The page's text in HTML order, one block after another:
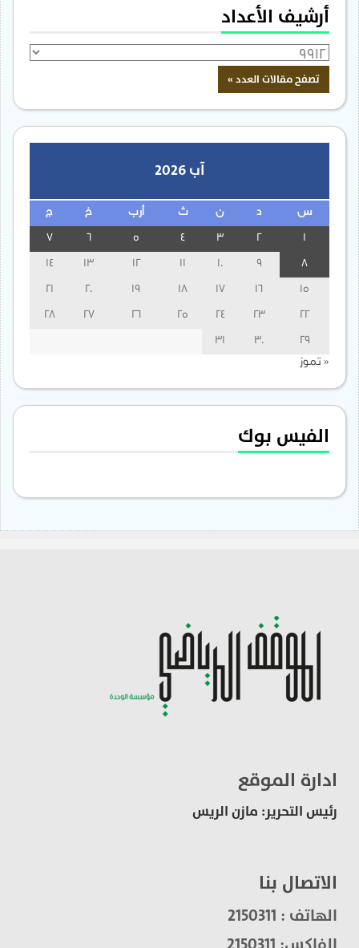
أرشيف الأعداد
آب 2026
س ن ث أرب خ ج
3
13
14
15
16
17
18
19
20
21
22
23
24
25
26
27
28
29
30
31
« تموز
الفيس بوك
ادارة الموقع
رئيس التحرير: مازن الريس
الاتصال بنا
الهاتف : 2150311